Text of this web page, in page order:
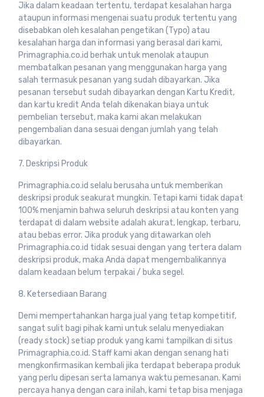
Jika dalam keadaan tertentu, terdapat kesalahan harga
ataupun informasi mengenai suatu produk tertentu yang
disebabkan oleh kesalahan pengetikan (Typo) atau
kesalahan harga dan informasi yang berasal dari kami,
Primagraphia.co.id berhak untuk menolak ataupun
membatalkan pesanan yang menggunakan harga yang
salah termasuk pesanan yang sudah dibayarkan. Jika
pesanan tersebut sudah dibayarkan dengan Kartu Kredit,
dan kartu kredit Anda telah dikenakan biaya untuk
pembelian tersebut, maka kami akan melakukan
pengembalian dana sesuai dengan jumlah yang telah
dibayarkan.
7. Deskripsi Produk
Primagraphia.co.id selalu berusaha untuk memberikan
deskripsi produk seakurat mungkin. Tetapi kami tidak dapat
100% menjamin bahwa seluruh deskripsi atau konten yang
terdapat di dalam website adalah akurat, lengkap, terbaru,
atau bebas error. Jika produk yang ditawarkan oleh
Primagraphia.co.id tidak sesuai dengan yang tertera dalam
deskripsi produk, maka Anda dapat mengembalikannya
dalam keadaan belum terpakai / buka segel.
8. Ketersediaan Barang
Demi mempertahankan harga jual yang tetap kompetitif,
sangat sulit bagi pihak kami untuk selalu menyediakan
(ready stock) setiap produk yang kami tampilkan di situs
Primagraphia.co.id. Staff kami akan dengan senang hati
mengkonfirmasikan kembali jika terdapat beberapa produk
yang perlu dipesan serta lamanya waktu pemesanan. Kami
percaya hanya dengan cara inilah, kami tetap bisa menjaga